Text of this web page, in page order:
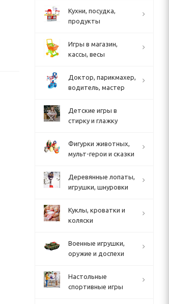
Кухни, посудка,
продукты
Игры в магазин,
кассы, весы
Доктор, парикмахер,
водитель, мастер
Детские игры в
стирку и глажку
Фигурки животных,
мульт-герои и сказки
Деревянные лопаты,
игрушки, шнуровки
Куклы, кроватки и
коляски
Военные игрушки,
оружие и доспехи
Настольные
спортивные игры